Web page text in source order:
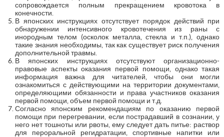
сопровождается полным прекращением кровотока в
конечности.
В японских инструкциях отсутствует порядок действий при
обнаружении интенсивного кровотечения из раны с
инородным телом (осколок металла, стекла и т.п.), однако
такие знания необходимы, так как существует риск получения
дополнительной травмы.
В японских инструкциях отсутствуют организационно-
правовые аспекты оказания первой помощи, однако такая
информация важна для читателей, чтобы они могли
ознакомиться с действующими на территории документами,
определяющими обязанности и права участников оказания
первой помощи, объем первой помощи и т.д.
Согласно японским рекомендациям по оказанию первой
помощи при перегревании, если пострадавший в сознании, у
него нет тошноты или рвоты, ему следует дать питье: раствор
для пероральной регидратации, спортивные напитки или